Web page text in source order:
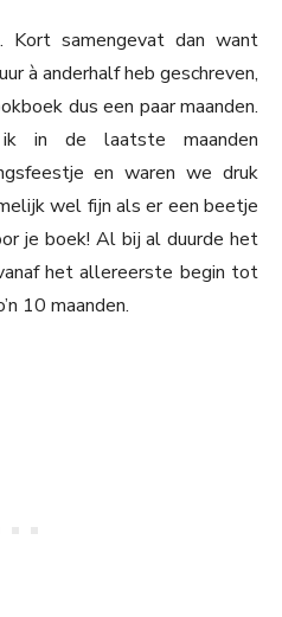
Kort samengevat dan want
à anderhalf heb geschreven,
dus een paar maanden.
ik in de laatste maanden
en waren we druk
wel fijn als er een beetje
je boek! Al bij al duurde het
het allereerste begin tot
10 maanden.